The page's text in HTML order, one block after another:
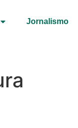
Jornalismo